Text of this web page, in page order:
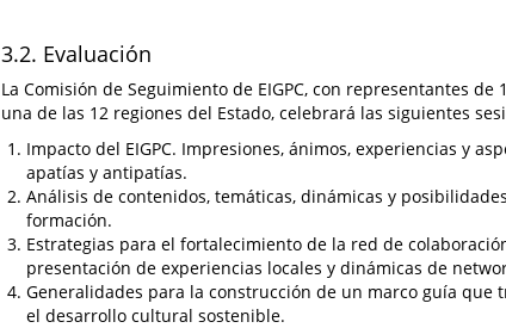
3.2. Evaluación
La Comisión de Seguimiento de EIGPC, con representantes
una de las 12 regiones del Estado, celebrará las siguientes
Impacto del EIGPC. Impresiones, ánimos, experiencias y
apatías y antipatías.
Análisis de contenidos, temáticas, dinámicas y
formación.
Estrategias para el fortalecimiento de la red de
presentación de experiencias locales y dinámicas de
Generalidades para la construcción de un marco guía que
el desarrollo cultural sostenible.